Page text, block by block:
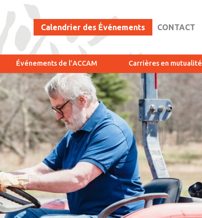
Calendrier des Événements CONTACT
Événements de l’ACCAM Carrières en mutualité